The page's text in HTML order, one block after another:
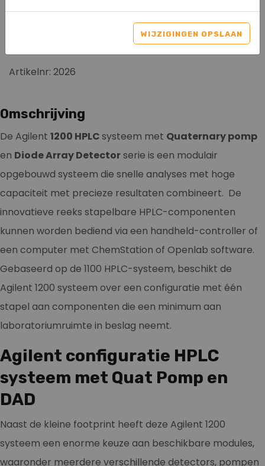
WIJZIGINGEN OPSLAAN
SYSTEEM - QUATERNARY
Artikelnr: 2026
Omschrijving
De Agilent 1200 HPLCsysteem met Quaternary pomp
en Diode Array Detectorserie is een modulair
opgebouwd systeem die snelle analyses met hoge
capaciteit met precieze resultaten combineert. De
innovatieve reeks stapelbare HPLC-componenten
kunnen worden bediend via een handheld-controller of
een computer met ChemStation of Openlab software.
Gebaseerd op de 1100 HPLC-systeem, beschikt de
Agilent 1200 systeem over een configuratie met één
stapel aan componenten die een minimum aan
laboratoriumruimte in beslag neemt.
Agilent configuratie HPLC
systeem met Quat Pomp en
DAD
Naast de kleine footprint heeft deze Agilent 1200
systeem een enorme keuze aan beschikbare modules,
waaronder meerdere verschillende detectors, pompen